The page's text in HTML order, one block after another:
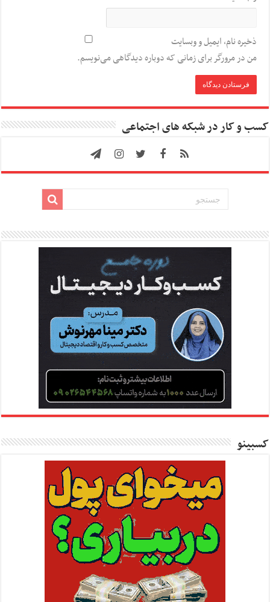
ذخیره نام، ایمیل و وبسایت
من در مرورگر برای زمانی که دوباره دیدگاهی می‌نویسم.
کسب و کار در شبکه های اجتماعی
کسبینو